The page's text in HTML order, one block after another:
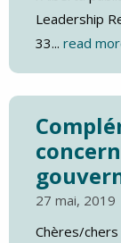
Leadership
33... read
27 mai, 2019
Chères/